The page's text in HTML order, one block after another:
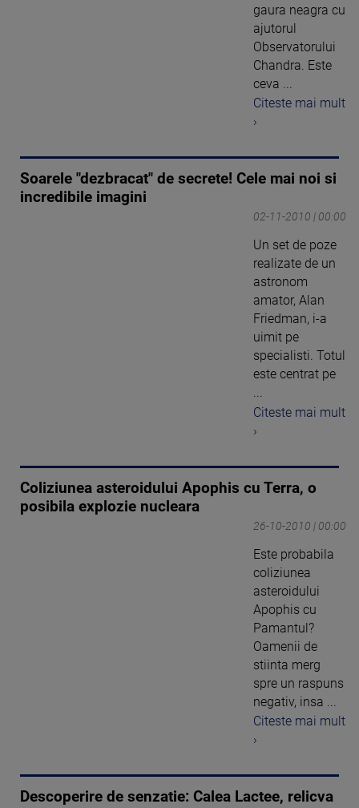
gaura neagra cu
ajutorul
Observatorului
Chandra. Este
ceva ...
Citeste mai mult
›
Soarele "dezbracat" de secrete! Cele mai noi si
incredibile imagini
02-11-2010 | 00:00
Un set de poze
realizate de un
astronom
amator, Alan
Friedman, i-a
uimit pe
specialisti. Totul
este centrat pe
...
Citeste mai mult
›
Coliziunea asteroidului Apophis cu Terra, o
posibila explozie nucleara
26-10-2010 | 00:00
Este probabila
coliziunea
asteroidului
Apophis cu
Pamantul?
Oamenii de
stiinta merg
spre un raspuns
negativ, insa ...
Citeste mai mult
›
Descoperire de senzatie: Calea Lactee, relicva